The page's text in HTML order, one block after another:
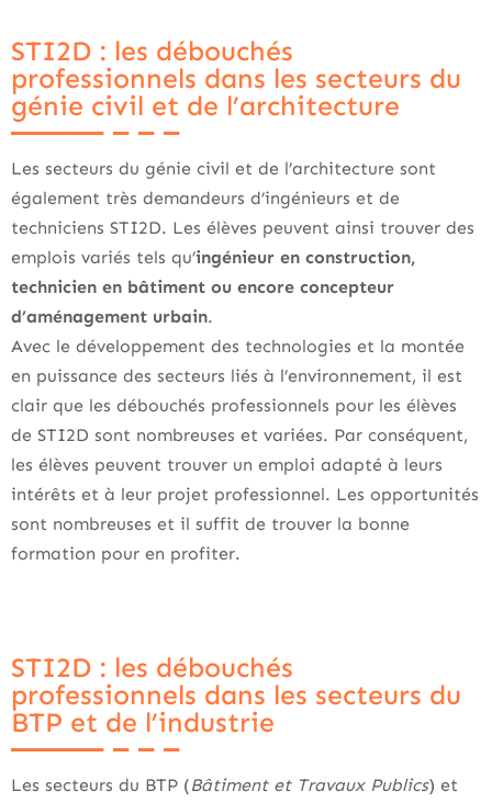
STI2D : les débouchés
professionnels dans les secteurs du
génie civil et de l’architecture
Les secteurs du génie civil et de l’architecture sont
également très demandeurs d’ingénieurs et de
techniciens STI2D. Les élèves peuvent ainsi trouver des
emplois variés tels qu’ingénieur en construction,
technicien en bâtiment ou encore concepteur
d’aménagement urbain.
Avec le développement des technologies et la montée
en puissance des secteurs liés à l’environnement, il est
clair que les débouchés professionnels pour les élèves
de STI2D sont nombreuses et variées. Par conséquent,
les élèves peuvent trouver un emploi adapté à leurs
intérêts et à leur projet professionnel. Les opportunités
sont nombreuses et il suffit de trouver la bonne
formation pour en profiter.
STI2D : les débouchés
professionnels dans les secteurs du
BTP et de l’industrie
Les secteurs du BTP (Bâtiment et Travaux Publics) et